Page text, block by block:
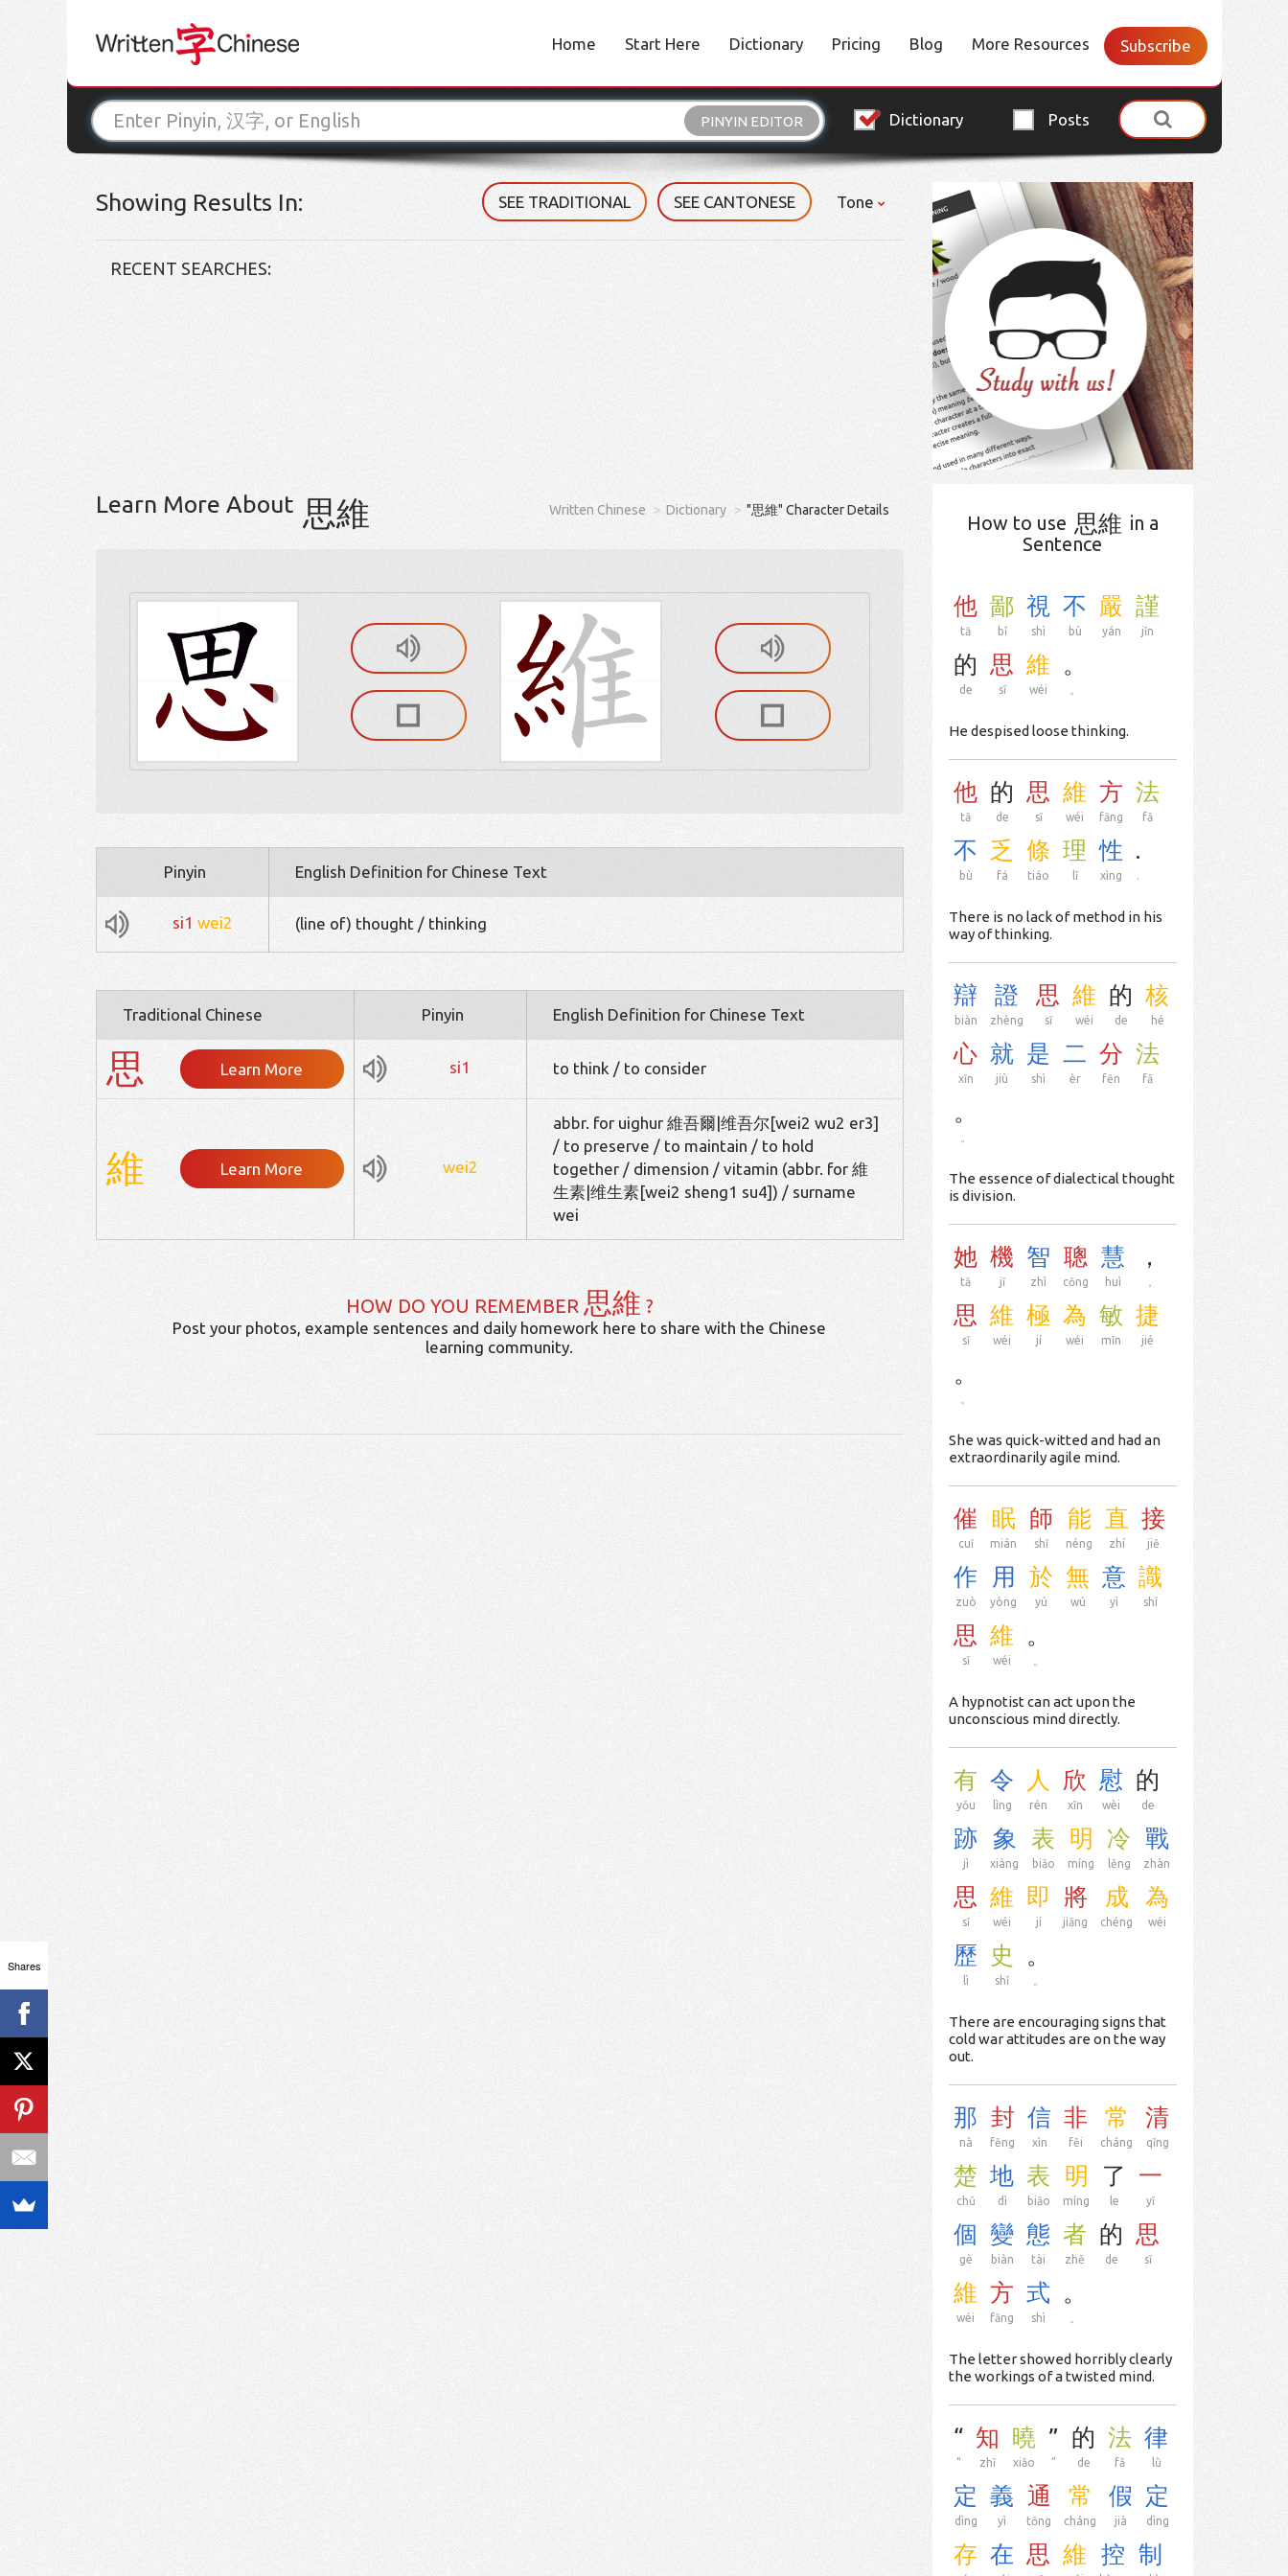
Home Start Here Dictionary Pricing Blog More Resources Subscribe
PINYIN EDITOR Dictionary Posts
Showing Results In: SEE TRADITIONAL SEE CANTONESE Tone
RECENT SEARCHES:
Learn More About 思維 Written Chinese Dictionary "思維" Character Details
Pinyin English Definition for Chinese Text
si1 wei2 (line of) thought / thinking
Traditional Chinese Pinyin English Definition for Chinese Text
思 Learn More si1 to think / to consider
維 Learn More wei2
abbr. for uighur 維吾爾|维吾尔[wei2 wu2 er3]
/ to preserve / to maintain / to hold
together / dimension / vitamin (abbr. for 維
生素|维生素[wei2 sheng1 su4]) / surname
wei
HOW DO YOU REMEMBER 思維 ?
Post your photos, example sentences and daily homework here to share with the Chinese
learning community.
How to use 思維 in a
Sentence
他
tā
鄙
bǐ
視
shì
不
bù
嚴
yán
謹
jǐn
的
de
思
sī
維
wéi
。
He despised loose thinking.
他
tā
的
de
思
sī
維
wéi
方
fāng
法
fǎ
不
bù
乏
fá
條
tiáo
理
lǐ
性
xìng
.
.
There is no lack of method in his
way of thinking.
辯
biàn
證
zhèng
思
sī
維
wéi
的
de
核
hé
心
xīn
就
jiù
是
shì
二
èr
分
fēn
法
fǎ
。
The essence of dialectical thought
is division.
她
tā
機
jī
智
zhì
聰
cōng
慧
huì
，
，
思
sī
維
wéi
極
jí
為
wéi
敏
mǐn
捷
jié
。
She was quick-witted and had an
extraordinarily agile mind.
催
cuī
眠
mián
師
shī
能
néng
直
zhí
接
jiē
作
zuò
用
yòng
於
yú
無
wú
意
yì
識
shí
思
sī
維
wéi
。
A hypnotist can act upon the
unconscious mind directly.
有
yǒu
令
lìng
人
rén
欣
xīn
慰
wèi
的
de
跡
jì
象
xiàng
表
biǎo
明
míng
冷
lěng
戰
zhàn
思
sī
維
wéi
即
jí
將
jiāng
成
chéng
為
wéi
歷
lì
史
shǐ
。
There are encouraging signs that
cold war attitudes are on the way
out.
那
nà
封
fēng
信
xìn
非
fēi
常
cháng
清
qīng
楚
chǔ
地
dì
表
biǎo
明
míng
了
le
一
yī
個
gè
變
biàn
態
tài
者
zhě
的
de
思
sī
維
wéi
方
fāng
式
shì
。
The letter showed horribly clearly
the workings of a twisted mind.
“
“
知
zhī
曉
xiǎo
”
”
的
de
法
fǎ
律
lǜ
定
dìng
義
yì
通
tōng
常
cháng
假
jià
定
dìng
存 在 思 維 控 制
Shares